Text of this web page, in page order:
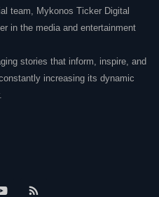
team, Mykonos Ticker Digital
in the media and entertainment
stories that inform, inspire, and
increasing its dynamic